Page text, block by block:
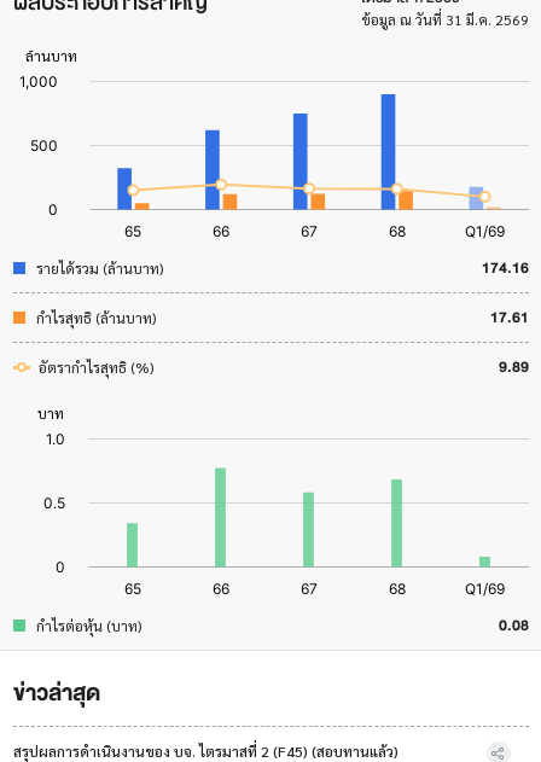
ข้อมูล ณ วันที่ 31 มี.ค. 2569
รายได้รวม (ล้านบาท) 174.16
กำไรสุทธิ (ล้านบาท) 17.61
อัตรากำไรสุทธิ (%) 9.89
กำไรต่อหุ้น (บาท) 0.08
ข่าวล่าสุด
สรุปผลการดำเนินงานของ บจ. ไตรมาสที่ 2 (F45) (สอบทานแล้ว)